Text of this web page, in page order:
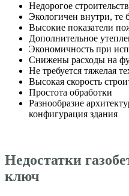
Недорогое
Экологичен внутри, те
Высокие показатели
Дополнительное
Экономичность при
Снижены расходы на
Не требуется тяжелая
Высокая скорость
Простота обработки
Разнообразие
конфигурация здания
Недостатки
ключ